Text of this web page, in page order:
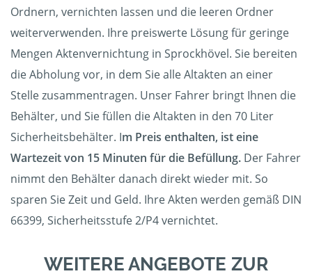
Ordnern, vernichten lassen und die leeren Ordner
weiterverwenden. Ihre preiswerte Lösung für geringe
Mengen Aktenvernichtung in Sprockhövel. Sie bereiten
die Abholung vor, in dem Sie alle Altakten an einer
Stelle zusammentragen. Unser Fahrer bringt Ihnen die
Behälter, und Sie füllen die Altakten in den 70 Liter
Sicherheitsbehälter. Im Preis enthalten, ist eine
Wartezeit von 15 Minuten für die Befüllung. Der Fahrer
nimmt den Behälter danach direkt wieder mit. So
sparen Sie Zeit und Geld. Ihre Akten werden gemäß DIN
66399, Sicherheitsstufe 2/P4 vernichtet.
WEITERE ANGEBOTE ZUR